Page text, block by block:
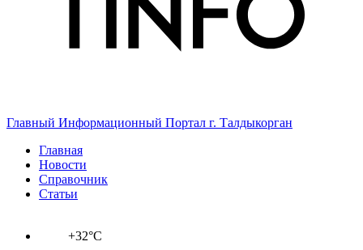
Главный Информационный Портал г. Талдыкорган
Главная
Новости
Справочник
Статьи
+32°C